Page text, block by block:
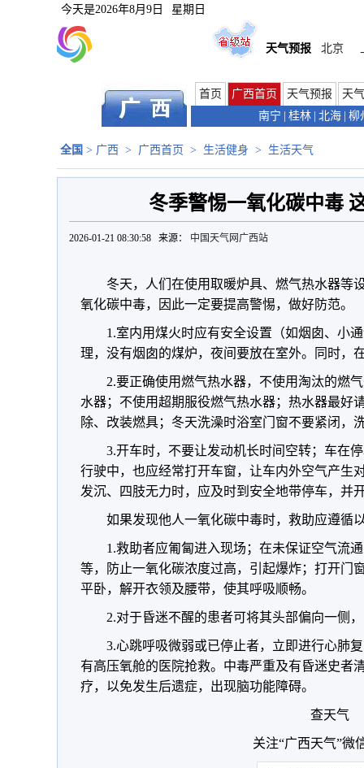
今天是2026年8月9日 星期日
天气预报 北京
首页 广西首页 天气预报
天
南宁
桂林 北海 柳
全国 > 广西 > 广西首页 > 生活健身 > 生活天气
冬季警惕一氧化碳中毒
2026-01-21 08:30:58 来源： 中国天气网广西站
冬天，人们在使用取暖炉具、燃气热水器等
氧化碳中毒，因此一定要提高警惕，做好防范。
1.室内用煤火时应有安全设置（如烟囱、小
理，没有烟囱的煤炉，夜间要放在室外。同时，
2.要正确使用燃气热水器，不使用淘汰的燃
水器；不使用超期服役燃气热水器；热水器最好
除、改装燃具；冬天洗澡时浴室门窗不要紧闭，
3.开车时，不要让发动机长时间空转；车在
行驶中，也应经常打开车窗，让车内外空气产生
发沉、四肢无力时，应及时到安全地带停车，并
如果发现他人一氧化碳中毒时，救助应遵循
1.救助者应匍匐进入现场；在未保证空气流
等，防止一氧化碳浓度过高，引起爆炸；打开门
平卧，解开衣领及腰带，使其呼吸顺畅。
2.对于昏迷不醒的患者可将其头部偏向一侧
3.心跳呼吸微弱或已停止者，立即进行心肺
有高压氧舱的医院抢救。中毒严重及有昏迷史者
疗，以免发生后遗症，出现脑功能障碍。
查天气
关注“广西天气”微